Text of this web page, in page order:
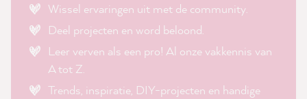
Wissel ervaringen uit met de community.
Deel projecten en word beloond.
Leer verven als een pro! Al onze vakkennis van
A tot Z.
Trends, inspiratie, DIY-projecten en handige